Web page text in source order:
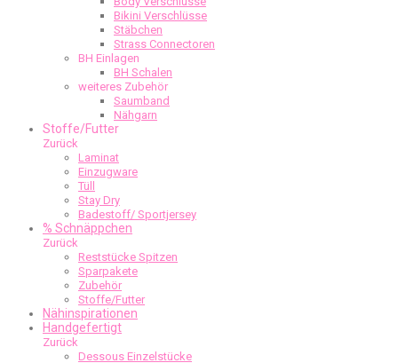
Bikini Verschlüsse
Stäbchen
Strass Connectoren
BH Einlagen
BH Schalen
weiteres Zubehör
Saumband
Nähgarn
Stoffe/Futter
Zurück
Laminat
Einzugware
Tüll
Stay Dry
Badestoff/ Sportjersey
% Schnäppchen
Zurück
Reststücke Spitzen
Sparpakete
Zubehör
Stoffe/Futter
Nähinspirationen
Handgefertigt
Zurück
Dessous Einzelstücke